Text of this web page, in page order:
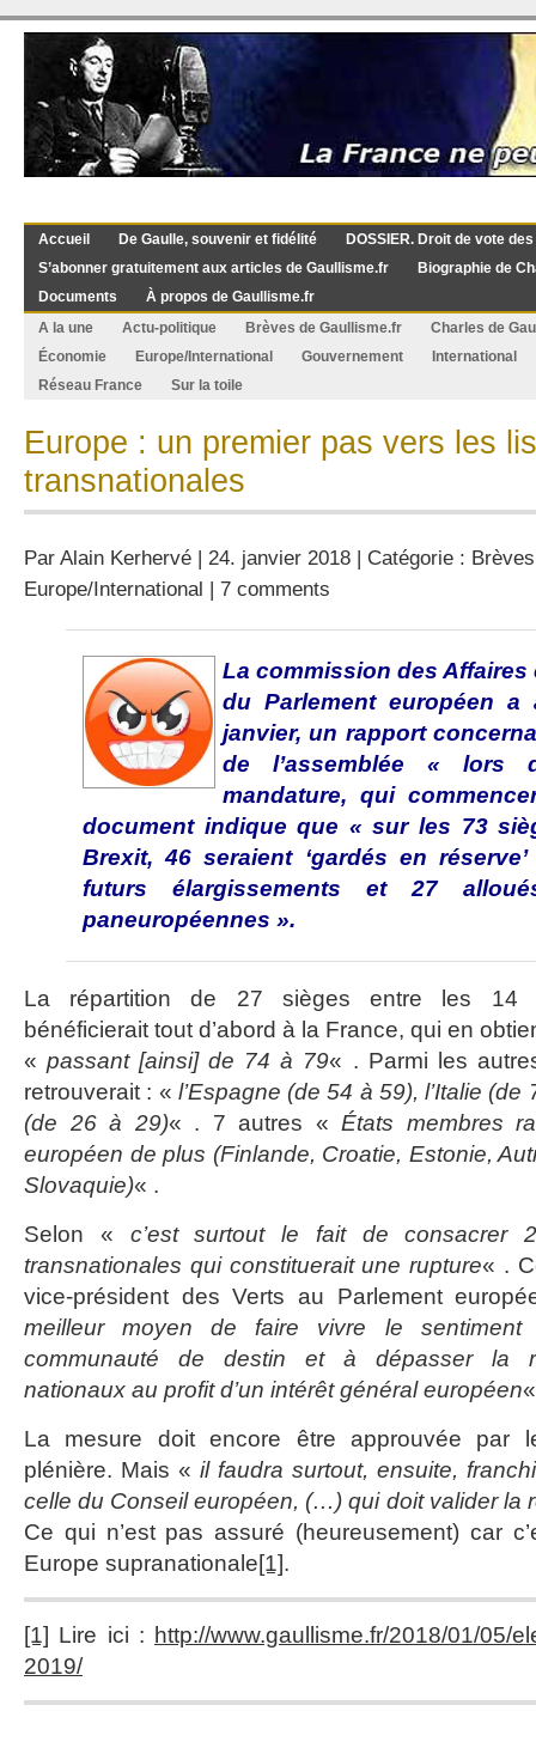
Accueil De Gaulle, souvenir et fidélité
DOSSIER. Droit de vote
S’abonner gratuitement aux articles de Gaullisme.fr
Biographie de
Documents
À propos de Gaullisme.fr
A la une
Actu-politique Brèves de Gaullisme.fr
Charles de
Économie
Europe/International Gouvernement
International
Réseau France
Sur la toile
Europe : un premier pas vers les
transnationales
Par Alain Kerhervé | 24. janvier 2018 | Catégorie :
Europe/International | 7 comments
La commission des
du Parlement européen a
janvier, un rapport
de l’assemblée « lors
mandature, qui
document indique que « sur les 73
Brexit, 46 seraient ‘gardés en
futurs élargissements et 27
paneuropéennes ».
La répartition de 27 sièges entre les 14
bénéficierait tout d’abord à la France, qui en
«passant [ainsi] de 74 à 79« . Parmi les
retrouverait : « l’Espagne (de 54 à 59), l’Italie
(de 26 à 29)« . 7 autres «États membres
européen de plus (Finlande, Croatie, Estonie,
Slovaquie)« .
Selon « c’est surtout le fait de consacrer
transnationales qui constituerait une rupture« .
vice-président des Verts au Parlement
meilleur moyen de faire vivre le sentiment
communauté de destin et à dépasser la
nationaux au profit d’un intérêt général européen
La mesure doit encore être approuvée par
plénière. Mais « il faudra surtout, ensuite,
celle du Conseil européen, (…) qui doit valider la
Ce qui n’est pas assuré (heureusement) car
Europe supranationale[1].
[1] Lire ici : http://www.gaullisme.fr/2018/01/05/
2019/